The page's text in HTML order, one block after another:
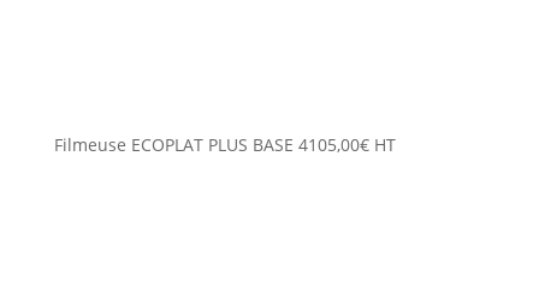
Filmeuse ECOPLAT PLUS BASE 4105,00€ HT